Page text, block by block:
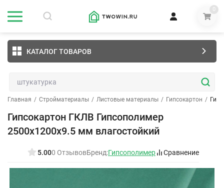
0
КАТАЛОГ ТОВАРОВ
Главная / Стройматериалы / Листовые материалы / Гипсокартон /
Гипсокартон ГКЛВ Гипсополимер
2500х1200х9.5 мм влагостойкий
5.000 ОтзывовБренд:Гипсополимер Сравнение